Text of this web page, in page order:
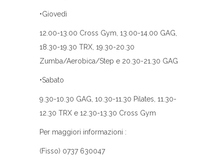
•Giovedì
12.00-13.00 Cross Gym, 13.00-14.00 GAG,
18.30-19.30 TRX, 19.30-20.30
Zumba/Aerobica/Step e 20.30-21.30 GAG
•Sabato
9.30-10.30 GAG, 10.30-11.30 Pilates, 11.30-
12.30 TRX e 12.30-13.30 Cross Gym
Per maggiori informazioni :
(Fisso) 0737 630047